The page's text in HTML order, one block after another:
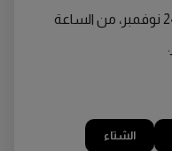
: 24 نوفمبر، من الساعة
الشتاء